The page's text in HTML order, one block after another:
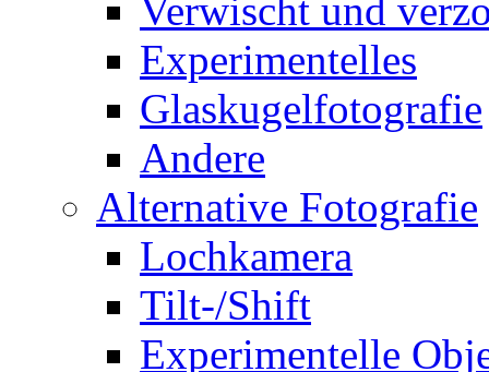
Verwischt und
Experimentelles
Glaskugelfotografie
Andere
Alternative Fotografie
Lochkamera
Tilt-/Shift
Experimentelle